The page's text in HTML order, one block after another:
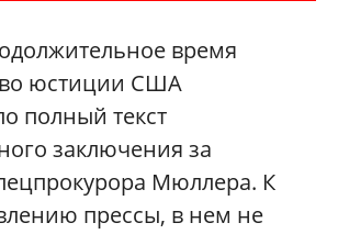
время
юстиции США
полный текст
заключения за
Мюллера. К
прессы, в нем не